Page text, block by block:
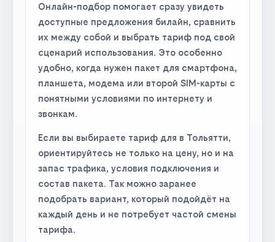
Онлайн-подбор помогает сразу увидеть
доступные предложения билайн, сравнить
их между собой и выбрать тариф под свой
сценарий использования. Это особенно
удобно, когда нужен пакет для смартфона,
планшета, модема или второй SIM-карты с
понятными условиями по интернету и
звонкам.
Если вы выбираете тариф для в Тольятти,
ориентируйтесь не только на цену, но и на
запас трафика, условия подключения и
состав пакета. Так можно заранее
подобрать вариант, который подойдёт на
каждый день и не потребует частой смены
тарифа.